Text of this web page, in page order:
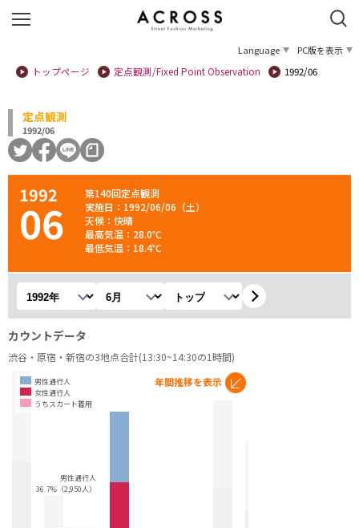
Language
PC版を表示
トップページ
定点観測/Fixed Point Observation 1992/06
定点観測
1992/06
1992
06
第140回定点観測
実施日：1992/06/06（土）
天候：快晴
最高気温：28.0℃
最低気温：18.4℃
年を選択 月を選択 観測地を選択
カウントデータ
渋谷・原宿・新宿の3地点合計(13:30~14:30の1時間)
男性通行人
女性通行人
うちスカート着用
年間推移を表示
男性通行人
36.7%（2,950人）